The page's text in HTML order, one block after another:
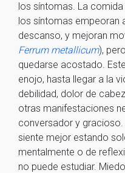
los síntomas. La
los síntomas empeoran
descanso, y mejoran
Ferrum metallicum),
quedarse acostado.
enojo, hasta llegar a la
debilidad, dolor de
otras manifestaciones
conversador y
siente mejor estando
mentalmente o de
no puede estudiar.